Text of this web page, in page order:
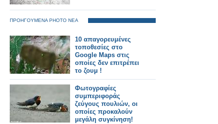
ΠΡΟΗΓΟΥΜΕΝΑ PHOTO ΝΕΑ
10 απαγορευμένες
τοποθεσίες στο
Google Maps στις
οποίες δεν επιτρέπει
το ζουμ !
Φωτογραφίες
συμπεριφοράς
ζεύγους πουλιών, οι
οποίες προκαλούν
μεγάλη συγκίνηση!